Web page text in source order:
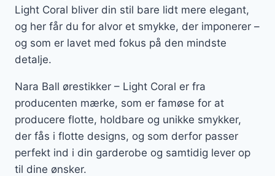
Light Coral bliver din stil bare lidt mere elegant,
og her får du for alvor et smykke, der imponerer –
og som er lavet med fokus på den mindste
detalje.
Nara Ball ørestikker – Light Coral er fra
producenten mærke, som er famøse for at
producere flotte, holdbare og unikke smykker,
der fås i flotte designs, og som derfor passer
perfekt ind i din garderobe og samtidig lever op
til dine ønsker.